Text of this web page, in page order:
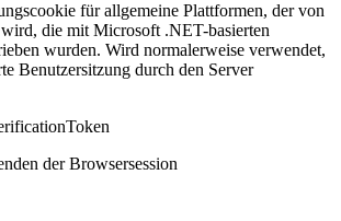
für allgemeine Plattformen, der von
die mit Microsoft .NET-basierten
wurden. Wird normalerweise verwendet,
Benutzersitzung durch den Server
der Browsersession